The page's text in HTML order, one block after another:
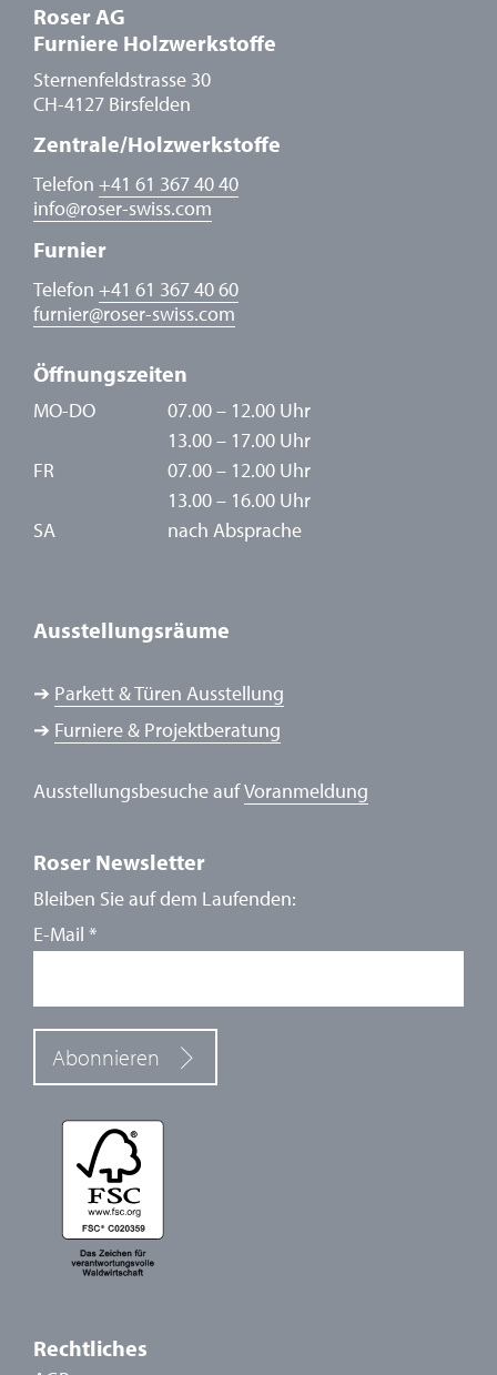
Roser AG
Furniere Holzwerkstoffe
Sternenfeldstrasse 30
CH-4127 Birsfelden
Zentrale/Holzwerkstoffe
Telefon +41 61 367 40 40
info@roser-swiss.com
Furnier
Telefon +41 61 367 40 60
furnier@roser-swiss.com
Öffnungszeiten
MO-DO
07.00 – 12.00 Uhr
13.00 – 17.00 Uhr
FR
07.00 – 12.00 Uhr
13.00 – 16.00 Uhr
SA
nach Absprache
Ausstellungsräume
➔ Parkett & Türen Ausstellung
➔ Furniere & Projektberatung
Ausstellungsbesuche aufVoranmeldung
Roser Newsletter
Bleiben Sie auf dem Laufenden:
E-Mail *
Abonnieren
Rechtliches